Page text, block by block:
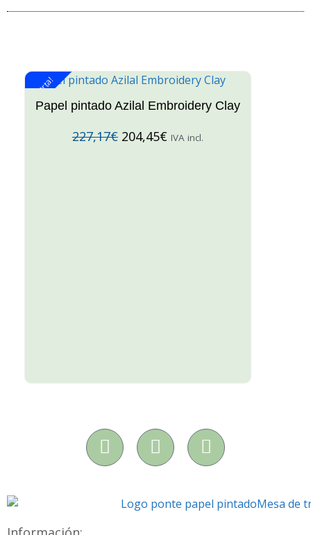
¡Oferta!
Papel pintado Azilal Embroidery Clay
227,17€ 204,45€ IVA incl.